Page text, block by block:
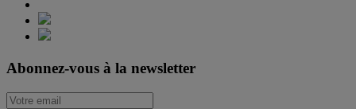
Abonnez-vous à la newsletter